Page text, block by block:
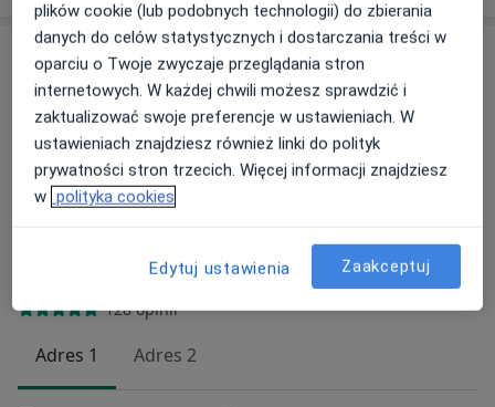
lek. Dorota Cholewińska
Kardiolog, Endokrynolog
128 opinii
Adres 1 Adres 2
plików cookie (lub podobnych technologii) do zbierania
danych do celów statystycznych i dostarczania treści w
oparciu o Twoje zwyczaje przeglądania stron
internetowych. W każdej chwili możesz sprawdzić i
zaktualizować swoje preferencje w ustawieniach. W
ustawieniach znajdziesz również linki do polityk
prywatności stron trzecich. Więcej informacji znajdziesz
w polityka cookies
Edytuj ustawienia Zaakceptuj